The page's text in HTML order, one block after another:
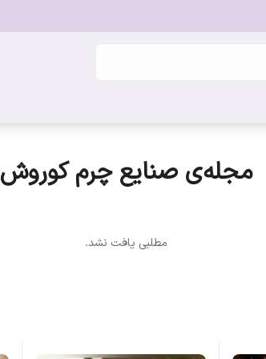
مجله‌ی صنایع چرم کوروش
مطلبی یافت نشد.